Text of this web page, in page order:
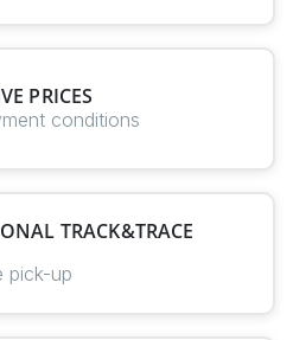
PRICES
conditions
TRACK&TRACE
pick-up